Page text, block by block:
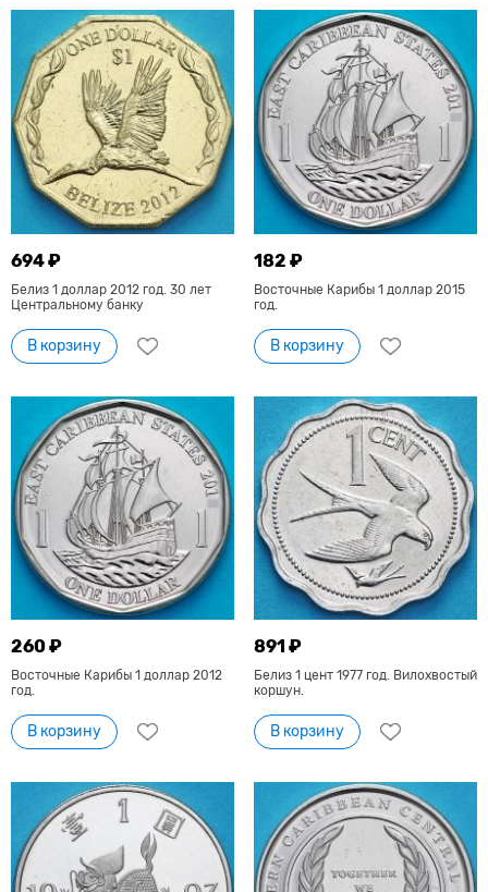
694 ₽
Белиз 1 доллар 2012 год. 30 лет
Центральному банку
В корзину
182 ₽
Восточные Карибы 1 доллар 2015
год.
В корзину
260 ₽
Восточные Карибы 1 доллар 2012
год.
В корзину
891 ₽
Белиз 1 цент 1977 год. Вилохвостый
коршун.
В корзину